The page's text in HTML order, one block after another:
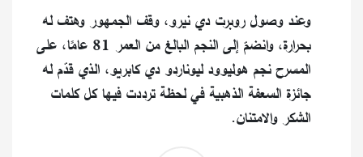
وعند وصول روبرت دي نيرو، وقف الجمهور وهتف له
بحرارة، وانضمّ إلى النجم البالغ من العمر 81 عامًا، على
المسرح نجم هوليوود ليوناردو دي كابريو، الذي قدّم له
جائزة السعفة الذهبية في لحظة ترددت فيها كل كلمات
الشكر والامتنان.